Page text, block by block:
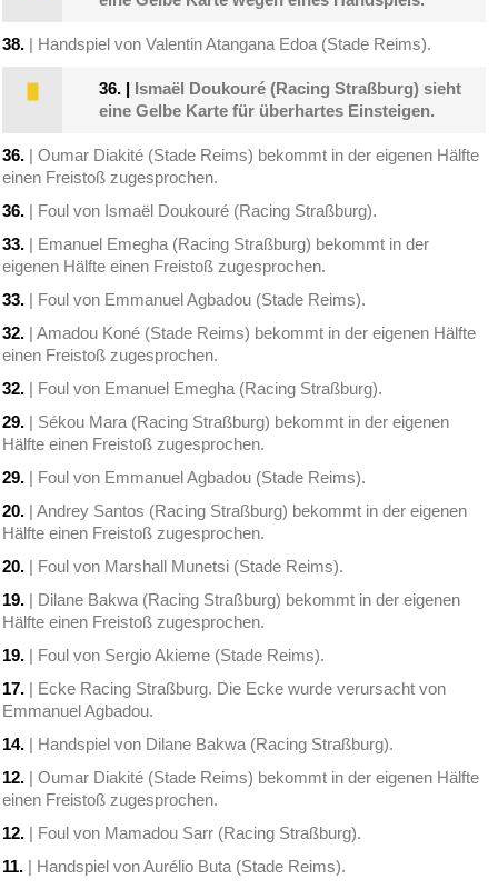
38. | Handspiel von Valentin Atangana Edoa (Stade Reims).
36. | Ismaël Doukouré (Racing Straßburg) sieht
eine Gelbe Karte für überhartes Einsteigen.
36. | Oumar Diakité (Stade Reims) bekommt in der eigenen Hälfte
einen Freistoß zugesprochen.
36. | Foul von Ismaël Doukouré (Racing Straßburg).
33. | Emanuel Emegha (Racing Straßburg) bekommt in der
eigenen Hälfte einen Freistoß zugesprochen.
33. | Foul von Emmanuel Agbadou (Stade Reims).
32. | Amadou Koné (Stade Reims) bekommt in der eigenen Hälfte
einen Freistoß zugesprochen.
32. | Foul von Emanuel Emegha (Racing Straßburg).
29. | Sékou Mara (Racing Straßburg) bekommt in der eigenen
Hälfte einen Freistoß zugesprochen.
29. | Foul von Emmanuel Agbadou (Stade Reims).
20. | Andrey Santos (Racing Straßburg) bekommt in der eigenen
Hälfte einen Freistoß zugesprochen.
20. | Foul von Marshall Munetsi (Stade Reims).
19. | Dilane Bakwa (Racing Straßburg) bekommt in der eigenen
Hälfte einen Freistoß zugesprochen.
19. | Foul von Sergio Akieme (Stade Reims).
17. | Ecke Racing Straßburg. Die Ecke wurde verursacht von
Emmanuel Agbadou.
14. | Handspiel von Dilane Bakwa (Racing Straßburg).
12. | Oumar Diakité (Stade Reims) bekommt in der eigenen Hälfte
einen Freistoß zugesprochen.
12. | Foul von Mamadou Sarr (Racing Straßburg).
11. | Handspiel von Aurélio Buta (Stade Reims).